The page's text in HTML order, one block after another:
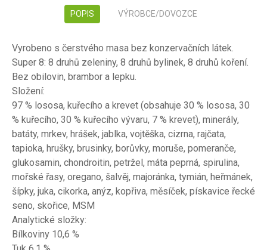
POPIS VÝROBCE/DOVOZCE
Vyrobeno s čerstvého masa bez konzervačních látek.
Super 8: 8 druhů zeleniny, 8 druhů bylinek, 8 druhů koření.
Bez obilovin, brambor a lepku.
Složení:
97 % lososa, kuřecího a krevet (obsahuje 30 % lososa, 30
% kuřecího, 30 % kuřecího vývaru, 7 % krevet), minerály,
batáty, mrkev, hrášek, jablka, vojtěška, cizrna, rajčata,
tapioka, hrušky, brusinky, borůvky, moruše, pomeranče,
glukosamin, chondroitin, petržel, máta peprná, spirulina,
mořské řasy, oregano, šalvěj, majoránka, tymián, heřmánek,
šípky, juka, cikorka, anýz, kopřiva, měsíček, pískavice řecké
seno, skořice, MSM
Analytické složky:
Bílkoviny 10,6 %